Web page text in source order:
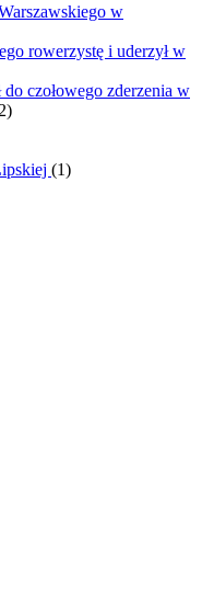
w
rowerzystę i uderzył w
czołowego zderzenia w
2)
(1)